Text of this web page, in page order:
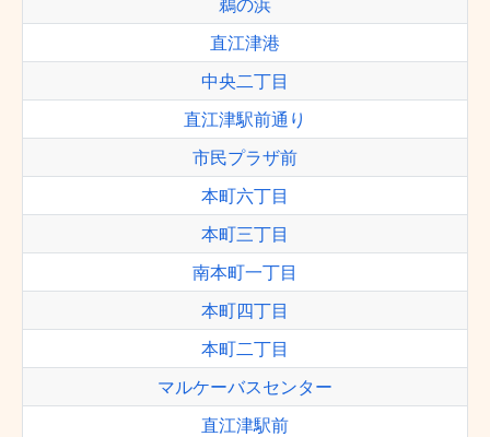
鵜の浜
直江津港
中央二丁目
直江津駅前通り
市民プラザ前
本町六丁目
本町三丁目
南本町一丁目
本町四丁目
本町二丁目
マルケーバスセンター
直江津駅前